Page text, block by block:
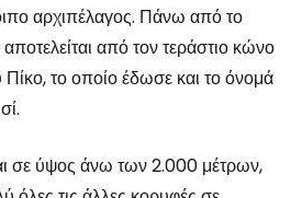
αρχιπέλαγος. Πάνω από το
από τον τεράστιο κώνο
το οποίο έδωσε και το όνομά
σε ύψος άνω των 2.000 μέτρων,